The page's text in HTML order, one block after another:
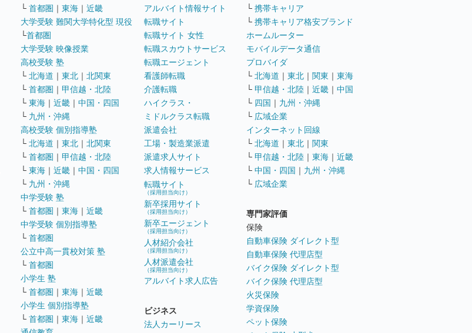
└ 首都圏 ｜ 東海 ｜ 近畿
大学受験 難関大学特化型 現役
└首都圏
大学受験 映像授業
高校受験 塾
└ 北海道 ｜ 東北 ｜ 北関東
└ 首都圏 ｜ 甲信越・北陸
└ 東海 ｜ 近畿 ｜ 中国・四国
└ 九州・沖縄
高校受験 個別指導塾
└ 北海道 ｜ 東北 ｜ 北関東
└ 首都圏 ｜ 甲信越・北陸
└ 東海 ｜ 近畿 ｜ 中国・四国
└ 九州・沖縄
中学受験 塾
└ 首都圏 ｜ 東海 ｜ 近畿
中学受験 個別指導塾
└ 首都圏
公立中高一貫校対策 塾
└ 首都圏
小学生 塾
└ 首都圏 ｜ 東海 ｜ 近畿
小学生 個別指導塾
└ 首都圏 ｜ 東海 ｜ 近畿
アルバイト情報サイト
転職サイト
転職サイト 女性
転職スカウトサービス
転職エージェント
看護師転職
介護転職
ハイクラス・
ミドルクラス転職
派遣会社
工場・製造業派遣
派遣求人サイト
求人情報サービス
転職サイト
（採用担当向け）
新卒採用サイト
（採用担当向け）
新卒エージェント
（採用担当向け）
人材紹介会社
（採用担当向け）
人材派遣会社
（採用担当向け）
アルバイト求人広告
ビジネス
法人カーリース
└ 携帯キャリア
└ 携帯キャリア格安ブランド
ホームルーター
モバイルデータ通信
プロバイダ
└ 北海道 ｜ 東北 ｜ 関東 ｜ 東海
└ 甲信越・北陸 ｜ 近畿 ｜ 中国
└ 四国 ｜ 九州・沖縄
└ 広域企業
インターネット回線
└ 北海道 ｜ 東北 ｜ 関東
└ 甲信越・北陸 ｜ 東海 ｜ 近畿
└ 中国・四国 ｜ 九州・沖縄
└ 広域企業
専門家評価
保険
自動車保険 ダイレクト型
自動車保険 代理店型
バイク保険 ダイレクト型
バイク保険 代理店型
火災保険
学資保険
ペット保険